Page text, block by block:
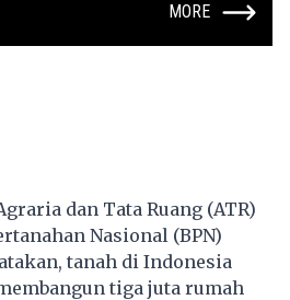
MORE
dan Tata Ruang (ATR)
Nasional (BPN)
tanah di Indonesia
tiga juta rumah